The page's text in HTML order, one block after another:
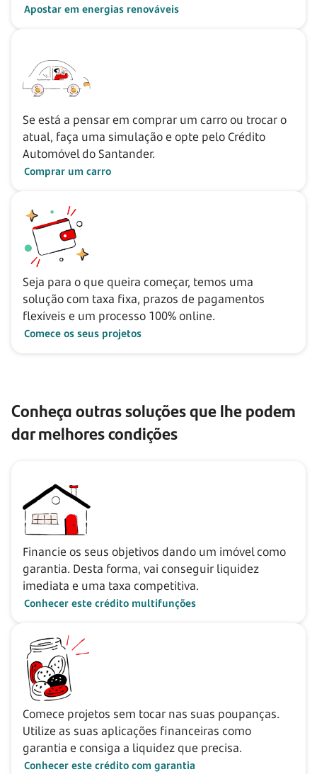
Apostar em energias renováveis
Se está a pensar em comprar um carro ou trocar o
atual, faça uma simulação e opte pelo Crédito
Automóvel do Santander.
Comprar um carro
Seja para o que queira começar, temos uma
solução com taxa fixa, prazos de pagamentos
flexíveis e um processo 100% online.
Comece os seus projetos
Conheça outras soluções que lhe podem
dar melhores condições
Financie os seus objetivos dando um imóvel como
garantia. Desta forma, vai conseguir liquidez
imediata e uma taxa competitiva.
Conhecer este crédito multifunções
Comece projetos sem tocar nas suas poupanças.
Utilize as suas aplicações financeiras como
garantia e consiga a liquidez que precisa.
Conhecer este crédito com garantia